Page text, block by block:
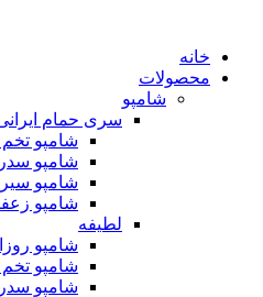
خانه
محصولات
شامپو
سری حمام
شامپو
شامپو
شامپو سیر
شامپو
لطیفه
شامپو
شامپو
شامپو